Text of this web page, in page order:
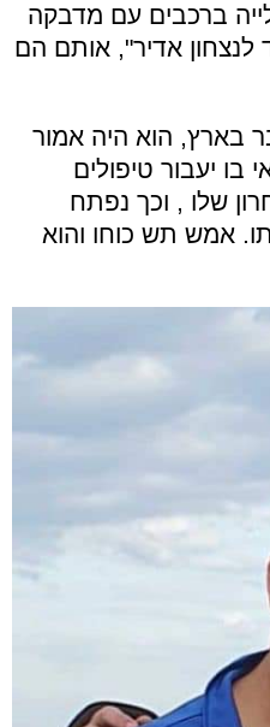
ברכבים עם מדבקה
לנצחון אדיר", אותם הם
בארץ, הוא היה אמור
בו יעבור טיפולים
שלו , וכך נפתח
אמש תש כוחו והוא